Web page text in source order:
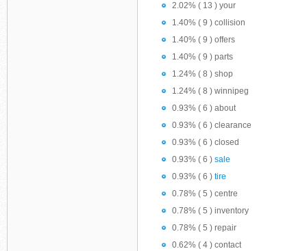
2.02% ( 13 ) your
1.40% ( 9 ) collision
1.40% ( 9 ) offers
1.40% ( 9 ) parts
1.24% ( 8 ) shop
1.24% ( 8 ) winnipeg
0.93% ( 6 ) about
0.93% ( 6 ) clearance
0.93% ( 6 ) closed
0.93% ( 6 ) sale
0.93% ( 6 ) tire
0.78% ( 5 ) centre
0.78% ( 5 ) inventory
0.78% ( 5 ) repair
0.62% ( 4 ) contact